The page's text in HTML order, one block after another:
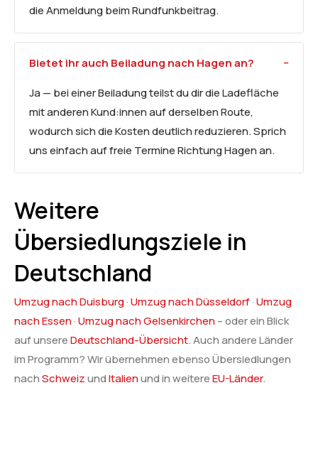
die Anmeldung beim Rundfunkbeitrag.
Bietet ihr auch Beiladung nach Hagen an?
Ja — bei einer Beiladung teilst du dir die Ladefläche
mit anderen Kund:innen auf derselben Route,
wodurch sich die Kosten deutlich reduzieren. Sprich
uns einfach auf freie Termine Richtung Hagen an.
Weitere
Übersiedlungsziele in
Deutschland
Umzug nach Duisburg·Umzug nach Düsseldorf·Umzug
nach Essen·Umzug nach Gelsenkirchen– oder ein Blick
auf unsereDeutschland-Übersicht. Auch andere Länder
im Programm? Wir übernehmen ebenso Übersiedlungen
nachSchweizundItalienund in weitereEU-Länder.